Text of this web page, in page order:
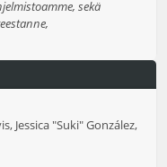
sekä
Jessica "Suki" González,